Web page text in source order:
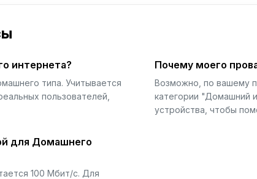
интернета?
типа. Учитывается
пользователей,
Почему моего
Возможно, по вашему
категории "Домашний
устройства, чтобы
для Домашнего
100 Мбит/с. Для